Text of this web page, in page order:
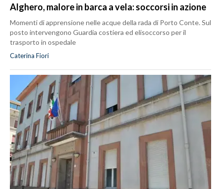
Alghero, malore in barca a vela: soccorsi in azione
Momenti di apprensione nelle acque della rada di Porto Conte. Sul
posto intervengono Guardia costiera ed elisoccorso per il
trasporto in ospedale
Caterina Fiori